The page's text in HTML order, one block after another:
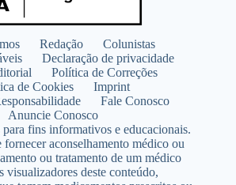
Redação
Colunistas
Declaração de privacidade
Política de Correções
de Cookies
Imprint
Fale Conosco
Anuncie Conosco
para fins informativos e educacionais.
aconselhamento médico ou
ou tratamento de um médico
visualizadores deste conteúdo,